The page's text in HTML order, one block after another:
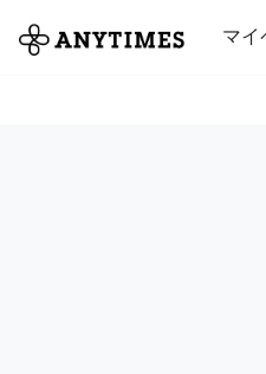
マイ
全て 修